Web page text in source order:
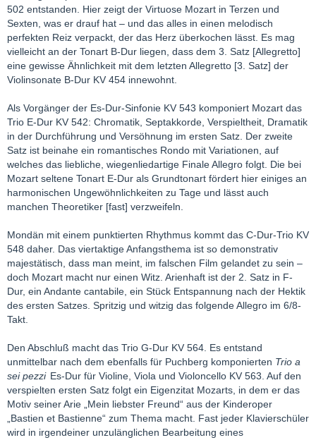
502 entstanden. Hier zeigt der Virtuose Mozart in Terzen und
Sexten, was er drauf hat – und das alles in einen melodisch
perfekten Reiz verpackt, der das Herz überkochen lässt. Es mag
vielleicht an der Tonart B-Dur liegen, dass dem 3. Satz [Allegretto]
eine gewisse Ähnlichkeit mit dem letzten Allegretto [3. Satz] der
Violinsonate B-Dur KV 454 innewohnt.
Als Vorgänger der Es-Dur-Sinfonie KV 543 komponiert Mozart das
Trio E-Dur KV 542: Chromatik, Septakkorde, Verspieltheit, Dramatik
in der Durchführung und Versöhnung im ersten Satz. Der zweite
Satz ist beinahe ein romantisches Rondo mit Variationen, auf
welches das liebliche, wiegenliedartige Finale Allegro folgt. Die bei
Mozart seltene Tonart E-Dur als Grundtonart fördert hier einiges an
harmonischen Ungewöhnlichkeiten zu Tage und lässt auch
manchen Theoretiker [fast] verzweifeln.
Mondän mit einem punktierten Rhythmus kommt das C-Dur-Trio KV
548 daher. Das viertaktige Anfangsthema ist so demonstrativ
majestätisch, dass man meint, im falschen Film gelandet zu sein –
doch Mozart macht nur einen Witz. Arienhaft ist der 2. Satz in F-
Dur, ein Andante cantabile, ein Stück Entspannung nach der Hektik
des ersten Satzes. Spritzig und witzig das folgende Allegro im 6/8-
Takt.
Den Abschluß macht das Trio G-Dur KV 564. Es entstand
unmittelbar nach dem ebenfalls für Puchberg komponierten Trio a
sei pezzi Es-Dur für Violine, Viola und Violoncello KV 563. Auf den
verspielten ersten Satz folgt ein Eigenzitat Mozarts, in dem er das
Motiv seiner Arie „Mein liebster Freund“ aus der Kinderoper
„Bastien et Bastienne“ zum Thema macht. Fast jeder Klavierschüler
wird in irgendeiner unzulänglichen Bearbeitung eines